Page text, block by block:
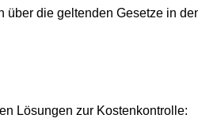
über die geltenden Gesetze in
Lösungen zur Kostenkontrolle: